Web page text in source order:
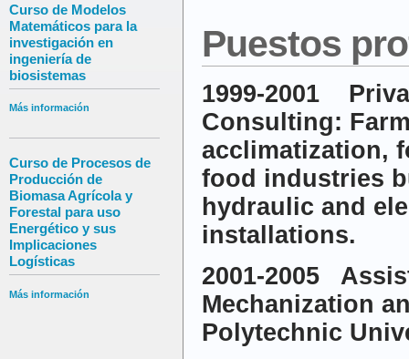
Curso de Modelos
Matemáticos para la
investigación en
ingeniería de
biosistemas
Más información
Curso de Procesos de
Producción de
Biomasa Agrícola y
Forestal para uso
Energético y sus
Implicaciones
Logísticas
Más información
Puestos
1999-2001
Consulting:
acclimatization,
food industries
hydraulic and
installations.
2001-2005
Mechanization
Polytechnic